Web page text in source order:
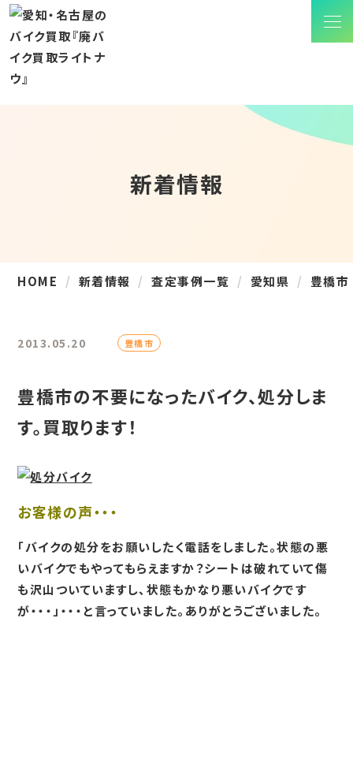
新着情報
HOME 新着情報 査定事例一覧 愛知県 豊橋市
2013.05.20 豊橋市
豊橋市の不要になったバイク、処分しま
す。買取ります！
お客様の声・・・
「バイクの処分をお願いしたく電話をしました。状態の悪
いバイクでもやってもらえますか？シートは破れていて傷
も沢山ついていますし、状態もかなり悪いバイクです
が・・・」・・・と言っていました。ありがとうございました。